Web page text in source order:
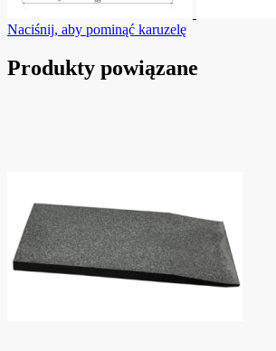
Naciśnij, aby pominąć karuzelę
Produkty powiązane